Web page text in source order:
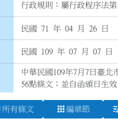
行政規則：屬行政程序法
民國 71 年 04 月 26 日
民國 109 年 07 月 07 日
中華民國109年7月7日臺北
56點條文；並自函頒日生效
所有條文 apps 編章節